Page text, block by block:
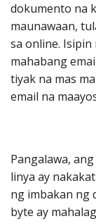
dokumento na
maunawaan,
sa online.
mahabang
tiyak na mas
email na
Pangalawa,
linya ay
ng imbakan ng
byte ay